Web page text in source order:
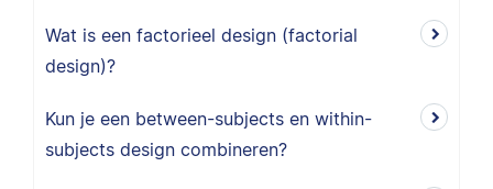
Wat is een factorieel design (factorial
design)?
Kun je een between-subjects en within-
subjects design combineren?